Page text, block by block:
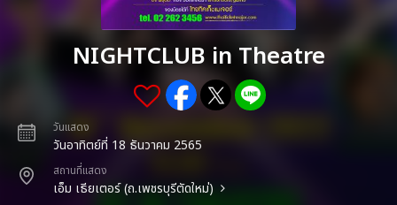
NIGHTCLUB in Theatre
วันแสดง
วันอาทิตย์ที่ 18 ธันวาคม 2565
สถานที่แสดง
เอ็ม เธียเตอร์ (ถ.เพชรบุรีตัดใหม่)